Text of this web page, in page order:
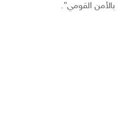
بالأمن القومي”.